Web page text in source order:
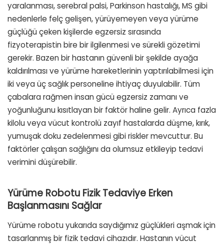
yaralanması, serebral palsi, Parkinson hastalığı, MS gibi
nedenlerle felç gelişen, yürüyemeyen veya yürüme
güçlüğü çeken kişilerde egzersiz sırasında
fizyoterapistin bire bir ilgilenmesi ve sürekli gözetimi
gerekir. Bazen bir hastanın güvenli bir şekilde ayağa
kaldırılması ve yürüme hareketlerinin yaptırılabilmesi için
iki veya üç sağlık personeline ihtiyaç duyulabilir. Tüm
çabalara rağmen insan gücü egzersiz zamanı ve
yoğunluğunu kısıtlayan bir faktör haline gelir. Ayrıca fazla
kilolu veya vücut kontrolü zayıf hastalarda düşme, kırık,
yumuşak doku zedelenmesi gibi riskler mevcuttur. Bu
faktörler çalışan sağlığını da olumsuz etkileyip tedavi
verimini düşürebilir.
Yürüme Robotu Fizik Tedaviye Erken
Başlanmasını Sağlar
Yürüme robotu yukarıda saydığımız güçlükleri aşmak için
tasarlanmış bir fizik tedavi cihazıdır. Hastanın vücut